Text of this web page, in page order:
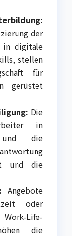
der
in digitale
stellen
für
gerüstet
Die
in
und die
und die
Angebote
oder
Life-
die